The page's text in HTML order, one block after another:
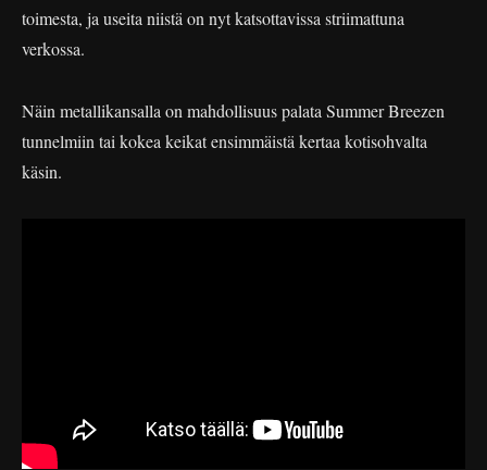
toimesta, ja useita niistä on nyt katsottavissa striimattuna
verkossa.
Näin metallikansalla on mahdollisuus palata Summer Breezen
tunnelmiin tai kokea keikat ensimmäistä kertaa kotisohvalta
käsin.